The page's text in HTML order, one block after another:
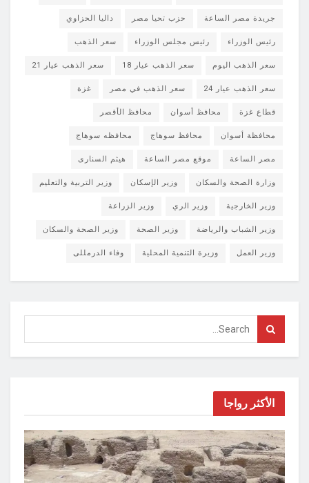
جريدة مصر الساعة حزب تحيا مصر داليا الحزاوي
رئيس الوزراء رئيس مجلس الوزراء سعر الذهب
سعر الذهب اليوم سعر الذهب عيار 18 سعر الذهب عيار 21
سعر الذهب عيار 24 سعر الذهب في مصر غزة
قطاع غزة محافظ أسوان محافظ الأقصر
محافظة أسوان محافظ سوهاج محافظه سوهاج
مصر الساعة موقع مصر الساعة هيثم السنارى
وزارة الصحة والسكان وزير الإسكان وزير التربية والتعليم
وزير الخارجية وزير الري وزير الزراعة
وزير الشباب والرياضة وزير الصحة وزير الصحة والسكان
وزير العمل وزيرة التنمية المحلية وفاء الدرمللى
الأكثر رواجا